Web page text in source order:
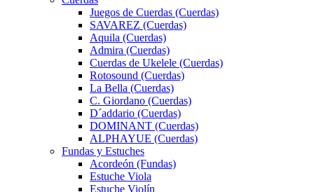
Juegos de Cuerdas (Cuerdas)
SAVAREZ (Cuerdas)
Aquila (Cuerdas)
Admira (Cuerdas)
Cuerdas de Ukelele (Cuerdas)
Rotosound (Cuerdas)
La Bella (Cuerdas)
C. Giordano (Cuerdas)
D´addario (Cuerdas)
DOMINANT (Cuerdas)
ALPHAYUE (Cuerdas)
Fundas y Estuches
Acordeón (Fundas)
Estuche Viola
Estuche Violín